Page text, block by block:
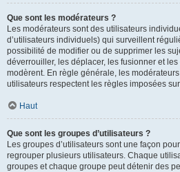
Que sont les modérateurs ?
Les modérateurs sont des utilisateurs
d’utilisateurs individuels) qui surveillent
possibilité de modifier ou de supprimer les
déverrouiller, les déplacer, les fusionner et
modèrent. En règle générale, les
utilisateurs respectent les règles imposées
Haut
Que sont les groupes d’utilisateurs ?
Les groupes d’utilisateurs sont une façon
regrouper plusieurs utilisateurs. Chaque
groupes et chaque groupe peut détenir des